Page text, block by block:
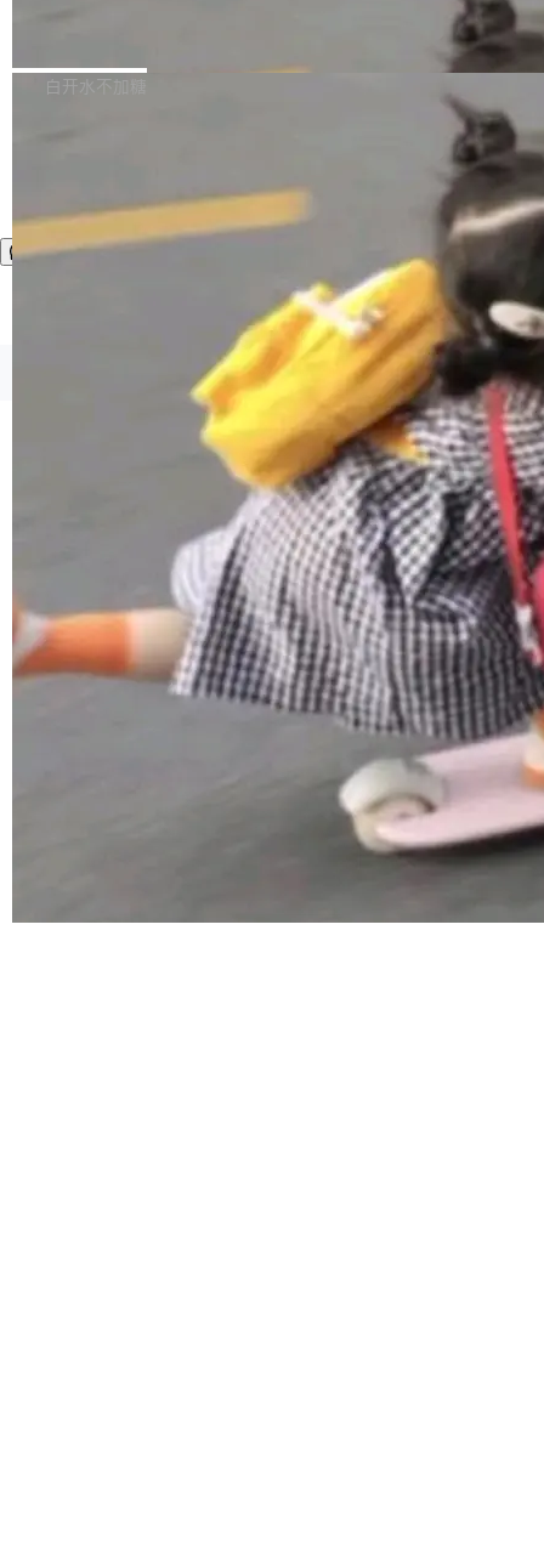
w 不要求标准普通话，方言识别覆盖粤语、吴语
容提供的字体时出现的几个问题 为避免音频加
质的最低采样率）的音频格式将被拒绝 修复了 C
SS 圆角虚线样式中可能存在的问题 如果表单中
的图像元素不在同一个子树中，则它们将不再关
发布的 Release Notes，他利用 AI 工具（如 Co
最强的若干项。对于尚未正式发版的 PG 19，则
通过拉取过去一年内（从 PG 18 Beta1 时间点
至今）的所有 commit，同样交由 AI 分析提炼。
经过人工复核，准确度令人满意。这一方法也为
社区爱好者提供了高效跟踪新版本的思路。
白开水不加糖
©OSCHINA(OSChina.NET) 京ICP备2025119063号